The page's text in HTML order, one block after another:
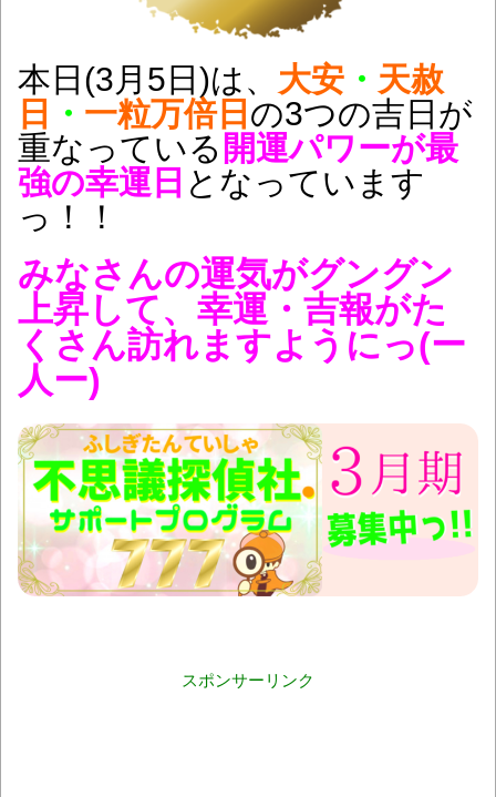
本日(3月5日)は、 大安 ・ 天赦
日
・ 一粒万倍日 の3つの吉日が
重なっている 開運パワーが最
強の幸運日 となっています
っ！！
みなさんの運気がグングン
上昇して、幸運・吉報がた
くさん訪れますようにっ(ー
人ー)
スポンサーリンク